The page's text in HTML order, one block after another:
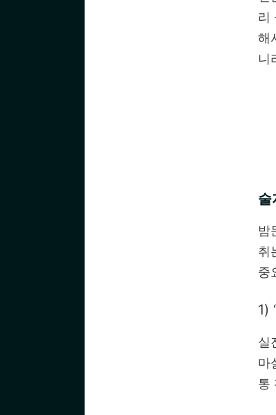
리
해
니
술
밤
취
중
1)
실
마
통